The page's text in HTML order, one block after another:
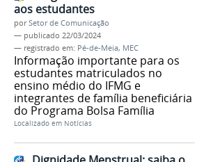
aos estudantes
porSetor de Comunicação
— publicado 22/03/2024
— registrado em: Pé-de-Meia, MEC
Informação importante para os
estudantes matriculados no
ensino médio do IFMG e
integrantes de família beneficiária
do Programa Bolsa Família
Localizado em Notícias